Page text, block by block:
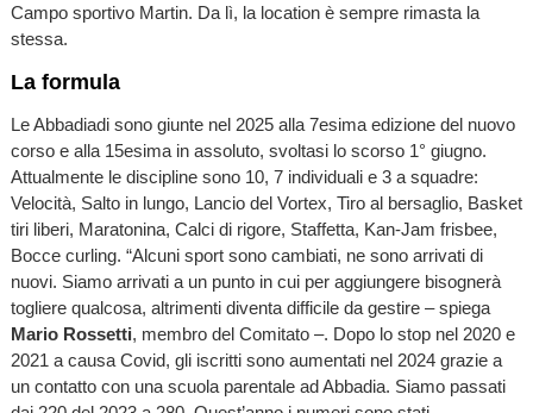
Campo sportivo Martin. Da lì, la location è sempre rimasta la
stessa.
La formula
Le Abbadiadi sono giunte nel 2025 alla 7esima edizione del nuovo
corso e alla 15esima in assoluto, svoltasi lo scorso 1° giugno.
Attualmente le discipline sono 10, 7 individuali e 3 a squadre:
Velocità, Salto in lungo, Lancio del Vortex, Tiro al bersaglio, Basket
tiri liberi, Maratonina, Calci di rigore, Staffetta, Kan-Jam frisbee,
Bocce curling. “Alcuni sport sono cambiati, ne sono arrivati di
nuovi. Siamo arrivati a un punto in cui per aggiungere bisognerà
togliere qualcosa, altrimenti diventa difficile da gestire – spiega
Mario Rossetti, membro del Comitato –. Dopo lo stop nel 2020 e
2021 a causa Covid, gli iscritti sono aumentati nel 2024 grazie a
un contatto con una scuola parentale ad Abbadia. Siamo passati